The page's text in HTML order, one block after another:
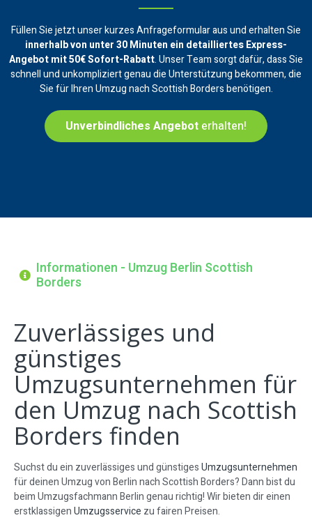
Füllen Sie jetzt unser kurzes Anfrageformular aus und erhalten Sie
innerhalb von unter 30 Minuten ein detailliertes Express-
Angebot mit 50€ Sofort-Rabatt. Unser Team sorgt dafür, dass Sie
schnell und unkompliziert genau die Unterstützung bekommen, die
Sie für Ihren Umzug nach Scottish Borders benötigen.
Unverbindliches Angebot erhalten!
Informationen - Umzug Berlin Scottish
Borders
Zuverlässiges und
günstiges
Umzugsunternehmen für
den Umzug nach Scottish
Borders finden
Suchst du ein zuverlässiges und günstigesUmzugsunternehmen
für deinen Umzug von Berlin nach Scottish Borders? Dann bist du
beim Umzugsfachmann Berlin genau richtig! Wir bieten dir einen
erstklassigenUmzugsservice zu fairen Preisen.